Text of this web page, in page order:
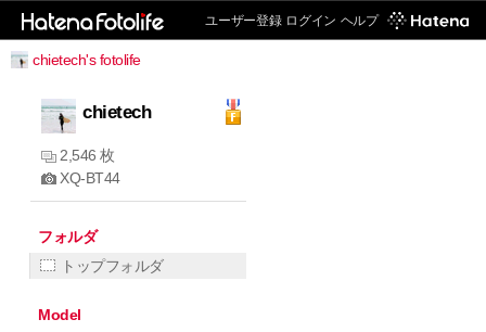
ユーザー登録 ログイン ヘルプ
chietech's fotolife
chietech
2,546 枚
XQ-BT44
フォルダ
トップフォルダ
Model